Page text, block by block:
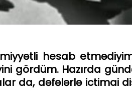
ətli hesab
gördüm. Hazırda günd
da, dəfələrlə ictimai